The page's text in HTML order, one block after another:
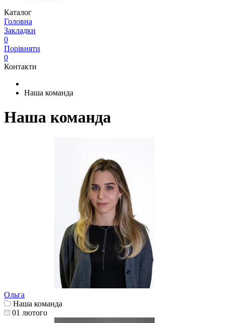
Каталог
Головна
Закладки
0
Порівняти
0
Контакти
Наша команда
Наша команда
Ольга
Наша команда
01 лютого